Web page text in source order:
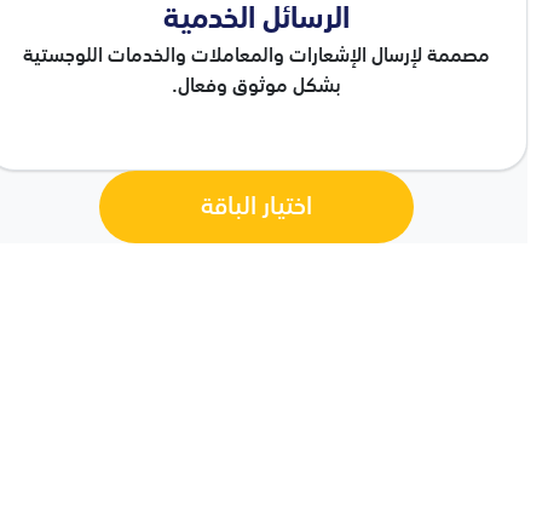
الرسائل الخدمية
مصممة لإرسال الإشعارات والمعاملات والخدمات اللوجستية
بشكل موثوق وفعال.
اختيار الباقة